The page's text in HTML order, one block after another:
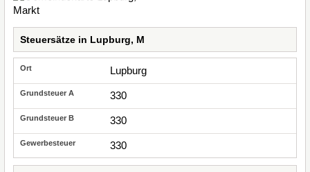
Steuersätze in Lupburg, M
Lupburg
330
330
330